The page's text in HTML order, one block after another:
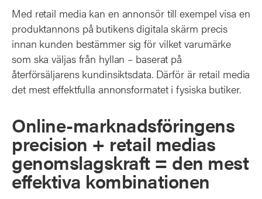
Med retail media kan en annonsör till exempel visa en
produktannons på butikens digitala skärm precis
innan kunden bestämmer sig för vilket varumärke
som ska väljas från hyllan – baserat på
återförsäljarens kundinsiktsdata. Därför är retail media
det mest effektfulla annonsformatet i fysiska butiker.
Online-marknadsföringens
precision + retail medias
genomslagskraft = den mest
effektiva kombinationen